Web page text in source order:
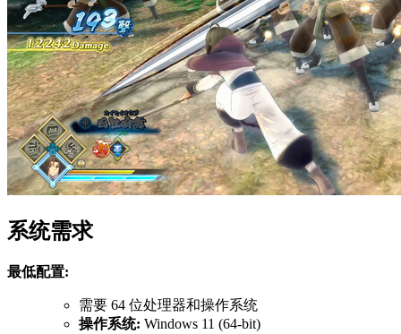
系统需求
最低配置:
需要 64 位处理器和操作系统
操作系统: Windows 11 (64-bit)